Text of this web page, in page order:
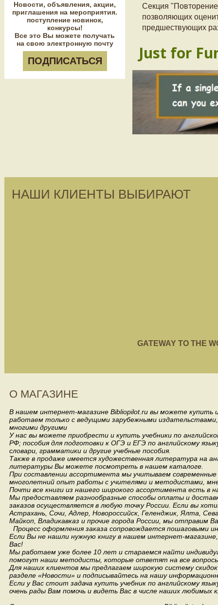
Новости, объявления, акции,
приглашения на мероприятия.
поступление новинок,
конкурсы!
Все это Вы можете получать
на свою электронную почту
ПОДПИСАТЬСЯ
Секция
позволяющих
предшествующих
Just for
НАШИ КЛИЕНТЫ ВЫБИРАЮТ
GATEWAY TO THE
О МАГАЗИНЕ
В нашем интернет-магазине Bibliopilot.ru вы можете купить
работаем только с ведущими зарубежными издательствами,
многими другими
У нас вы можете приобрести и купить учебники по
РФ; пособия для подготовки к ОГЭ и ЕГЭ по английскому
словари, грамматики и другие учебные пособия.
Также в продаже имеется художественная литература на
литературы Вы можете посмотреть в нашем каталоге.
При составлении ассортимента мы учитываем
многолетний опыт работы с учителями и методистами,
Почти все книги из нашего широкого ассортимента есть в
Мы предоставляем разнообразные способы оплаты и
заказов осуществляется в любую точку России. Если вы
Астрахань, Сочи, Адлер, Новороссийск, Геленджик, Ялта,
Майкоп, Владикавказ и прочие города России, мы отправим
Процесс оформления заказа сопровождается пошаговыми
Если Вы не нашли нужную книгу в нашем интернет-
Вас!
Мы работаем уже более 10 лет и стараемся найти
помогут наши методисты, которые ответят на все
Для наших клиентов мы предлагаем широкую систему
разделе «Новости» и подписывайтесь на нашу
Если у Вас стоит задача купить учебник по английскому
очень рады Вам помочь и видеть Вас в числе наших любимых